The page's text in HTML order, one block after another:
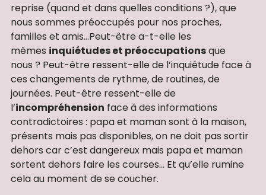
reprise (quand et dans quelles conditions ?), que
nous sommes préoccupés pour nos proches,
familles et amis…Peut-être a-t-elle les
mêmes inquiétudes et préoccupationsque
nous ? Peut-être ressent-elle de l’inquiétude face à
ces changements de rythme, de routines, de
journées. Peut-être ressent-elle de
l’incompréhension face à des informations
contradictoires : papa et maman sont à la maison,
présents mais pas disponibles, on ne doit pas sortir
dehors car c’est dangereux mais papa et maman
sortent dehors faire les courses… Et qu’elle rumine
cela au moment de se coucher.